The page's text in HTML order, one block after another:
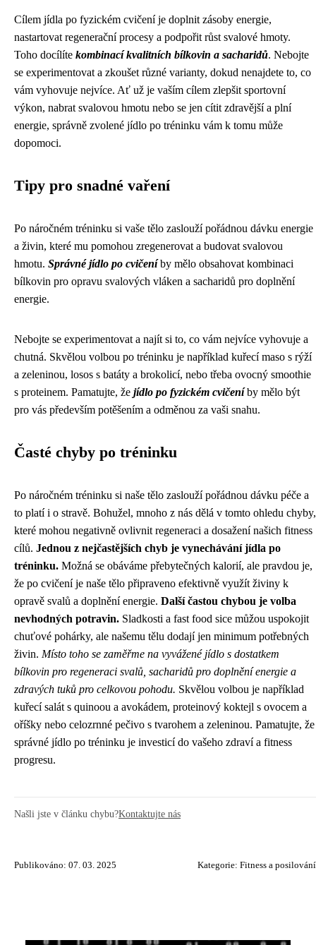
Cílem jídla po fyzickém cvičení je doplnit zásoby energie,
nastartovat regenerační procesy a podpořit růst svalové hmoty.
Toho docílíte kombinací kvalitních bílkovin a sacharidů. Nebojte
se experimentovat a zkoušet různé varianty, dokud nenajdete to, co
vám vyhovuje nejvíce. Ať už je vaším cílem zlepšit sportovní
výkon, nabrat svalovou hmotu nebo se jen cítit zdravější a plní
energie, správně zvolené jídlo po tréninku vám k tomu může
dopomoci.
Tipy pro snadné vaření
Po náročném tréninku si vaše tělo zaslouží pořádnou dávku energie
a živin, které mu pomohou zregenerovat a budovat svalovou
hmotu. Správné jídlo po cvičeníby mělo obsahovat kombinaci
bílkovin pro opravu svalových vláken a sacharidů pro doplnění
energie.
Nebojte se experimentovat a najít si to, co vám nejvíce vyhovuje a
chutná. Skvělou volbou po tréninku je například kuřecí maso s rýží
a zeleninou, losos s batáty a brokolicí, nebo třeba ovocný smoothie
s proteinem. Pamatujte, že jídlo po fyzickém cvičeníby mělo být
pro vás především potěšením a odměnou za vaši snahu.
Časté chyby po tréninku
Po náročném tréninku si naše tělo zaslouží pořádnou dávku péče a
to platí i o stravě. Bohužel, mnoho z nás dělá v tomto ohledu chyby,
které mohou negativně ovlivnit regeneraci a dosažení našich fitness
cílů. Jednou z nejčastějších chyb je vynechávání jídla po
tréninku. Možná se obáváme přebytečných kalorií, ale pravdou je,
že po cvičení je naše tělo připraveno efektivně využít živiny k
opravě svalů a doplnění energie. Další častou chybou je volba
nevhodných potravin. Sladkosti a fast food sice můžou uspokojit
chuťové pohárky, ale našemu tělu dodají jen minimum potřebných
živin. Místo toho se zaměřme na vyvážené jídlo s dostatkem
bílkovin pro regeneraci svalů, sacharidů pro doplnění energie a
zdravých tuků pro celkovou pohodu. Skvělou volbou je například
kuřecí salát s quinoou a avokádem, proteinový koktejl s ovocem a
oříšky nebo celozrnné pečivo s tvarohem a zeleninou. Pamatujte, že
správné jídlo po tréninku je investicí do vašeho zdraví a fitness
progresu.
Našli jste v článku chybu?Kontaktujte nás
Publikováno: 07. 03. 2025 Kategorie: Fitness a posilování